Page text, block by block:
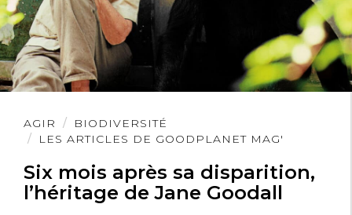
AGIR
BIODIVERSITÉ
LES ARTICLES DE GOODPLANET MAG'
Six mois après sa disparition,
l’héritage de Jane Goodall
Lire
l'article